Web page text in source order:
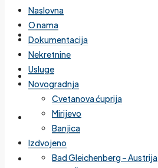
Dokumentacija
Nekretnine
Usluge
Novogradnja
Naslovna
O nama
Dokumentacija
Nekretnine
Usluge
Novogradnja
Cvetanova ćuprija
Mirijevo
Banjica
Izdvojeno
Bad Gleichenberg – Austrija